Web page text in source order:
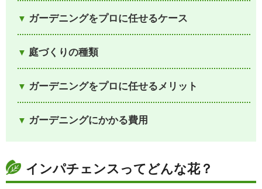
ガーデニングをプロに任せるケース
庭づくりの種類
ガーデニングをプロに任せるメリット
ガーデニングにかかる費用
インパチェンスってどんな花？